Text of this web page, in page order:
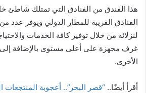
هذا الفندق من الفنادق التي تمتلك شاطئ
الفنادق القريبة للمطار الدولي ويوفر عدد من
لنزلائه من خلال توفير كافة الخدمات
غرف مجهزة على أعلى مستوى بالإضافة إلى
الأخرى.
أقرأ أيضًا.. “قصر البحر”.. أعجوبة المنتجعات